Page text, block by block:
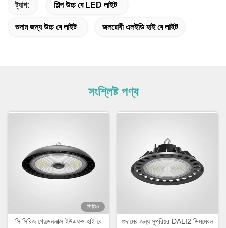
ট্যাগ: শিল্প উচ্চ বে LED লাইট
গুদাম জন্য উচ্চ বে লাইট জলরোধী এলইডি হাই বে লাইট
সংশ্লিষ্ট পণ্য
ভিডিও
সি সিরিজ গোল্ডেনলাক্স ইউএফও হাই বে
গুদামের জন্য সুপরিয়র DALI2 ডিমমেবল